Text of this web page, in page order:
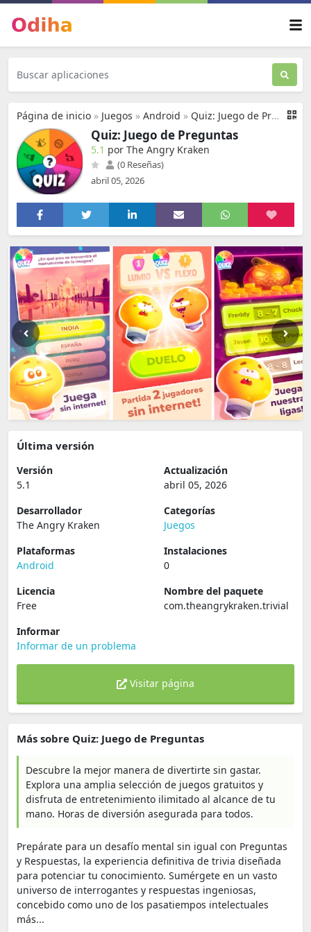
Página de inicio » Juegos » Android » Quiz: Juego de Preguntas
Quiz: Juego de Preguntas
5.1 por The Angry Kraken
(0 Reseñas)
abril 05, 2026
Última versión
Versión
5.1
Actualización
abril 05, 2026
Desarrollador
The Angry Kraken
Categorías
Juegos
Plataformas
Android
Instalaciones
0
Licencia
Free
Nombre del paquete
com.theangrykraken.trivial
Informar
Informar de un problema
Visitar página
Más sobre Quiz: Juego de Preguntas
Descubre la mejor manera de divertirte sin gastar.
Explora una amplia selección de juegos gratuitos y
disfruta de entretenimiento ilimitado al alcance de tu
mano. Horas de diversión asegurada para todos.
Prepárate para un desafío mental sin igual con Preguntas
y Respuestas, la experiencia definitiva de trivia diseñada
para potenciar tu conocimiento. Sumérgete en un vasto
universo de interrogantes y respuestas ingeniosas,
concebido como uno de los pasatiempos intelectuales
más...